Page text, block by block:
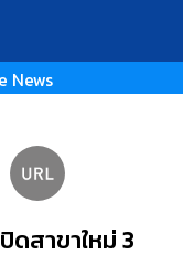
News
สาขาใหม่ 3